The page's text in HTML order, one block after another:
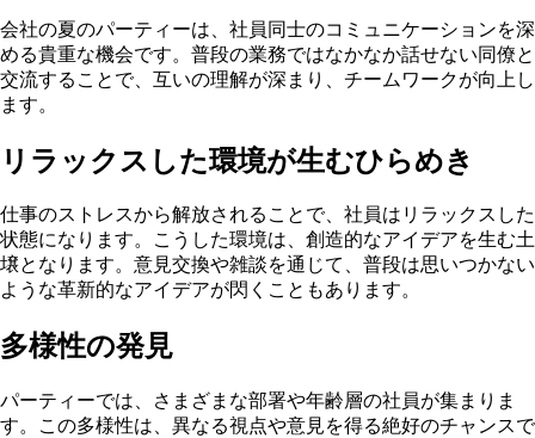
会社の夏のパーティーは、社員同士のコミュニケーションを深
める貴重な機会です。普段の業務ではなかなか話せない同僚と
交流することで、互いの理解が深まり、チームワークが向上し
ます。
リラックスした環境が生むひらめき
仕事のストレスから解放されることで、社員はリラックスした
状態になります。こうした環境は、創造的なアイデアを生む土
壌となります。意見交換や雑談を通じて、普段は思いつかない
ような革新的なアイデアが閃くこともあります。
多様性の発見
パーティーでは、さまざまな部署や年齢層の社員が集まりま
す。この多様性は、異なる視点や意見を得る絶好のチャンスで